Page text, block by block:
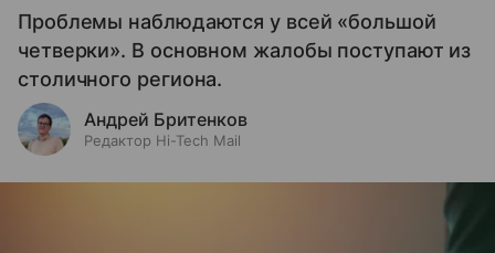
Проблемы наблюдаются у всей «большой
четверки». В основном жалобы поступают из
столичного региона.
Андрей Бритенков
Редактор Hi-Tech Mail